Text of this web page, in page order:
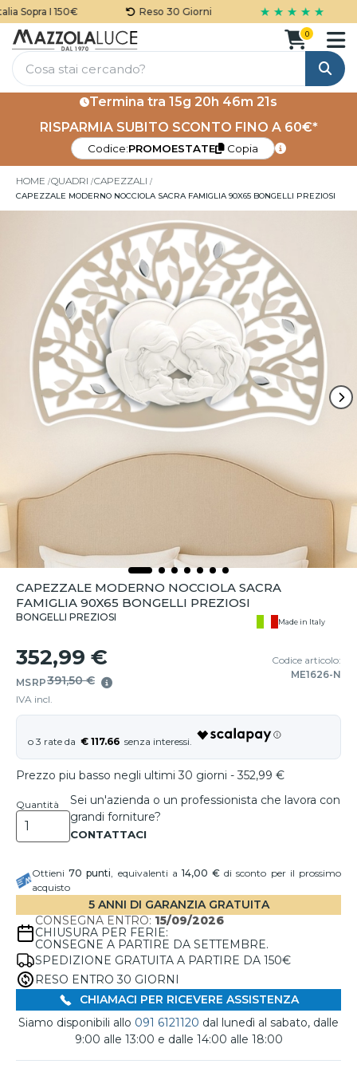
Sopra I 150€ Reso 30 Giorni ★ ★ ★ ★ ★
Cerca
0
Termina tra 15g 20h 46m 20s
RISPARMIA SUBITO SCONTO FINO A 60€*
Codice:PROMOESTATE Copia
HOME QUADRI CAPEZZALI
CAPEZZALE MODERNO NOCCIOLA SACRA FAMIGLIA 90X65 BONGELLI PREZIOSI
CAPEZZALE MODERNO NOCCIOLA SACRA
FAMIGLIA 90X65 BONGELLI PREZIOSI
BONGELLI PREZIOSI Made in Italy
352,99 €
MSRP391,50 €
IVA incl.
Codice articolo:
ME1626-N
€ 117.66
Prezzo piu basso negli ultimi 30 giorni - 352,99 €
Quantità
Sei un'azienda o un professionista che lavora con
grandi forniture?
Ottieni70 punti, equivalenti a 14,00 € di sconto per il prossimo
acquisto
5 ANNI DI GARANZIA GRATUITA
CONSEGNA ENTRO: 15/09/2026
CHIUSURA PER FERIE:
CONSEGNE A PARTIRE DA SETTEMBRE.
SPEDIZIONE GRATUITA A PARTIRE DA 150€
RESO ENTRO 30 GIORNI
CHIAMACI PER RICEVERE ASSISTENZA
Siamo disponibili allo 091 6121120 dal lunedì al sabato, dalle
9:00 alle 13:00 e dalle 14:00 alle 18:00